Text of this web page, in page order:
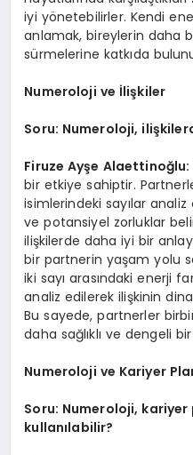
iyi yönetebilirler. Kendi
anlamak, bireylerin daha
sürmelerine katkıda
Numeroloji ve İlişkiler
Soru: Numeroloji,
Firuze Ayşe Alaettinoğlu:
bir etkiye sahiptir.
isimlerindeki sayılar
ve potansiyel zorluklar
ilişkilerde daha iyi bir
bir partnerin yaşam yolu
iki sayı arasındaki enerji
analiz edilerek ilişkinin
Bu sayede, partnerler
daha sağlıklı ve dengeli
Numeroloji ve Kariyer
Soru: Numeroloji, kariyer
kullanılabilir?